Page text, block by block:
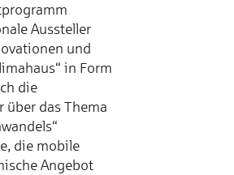
Aussteller
und
in Form
die
über das Thema
die mobile
Angebot